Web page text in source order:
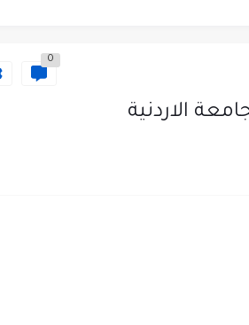
مع أكاديمية جولانسرالمجاني
0
الاردنية